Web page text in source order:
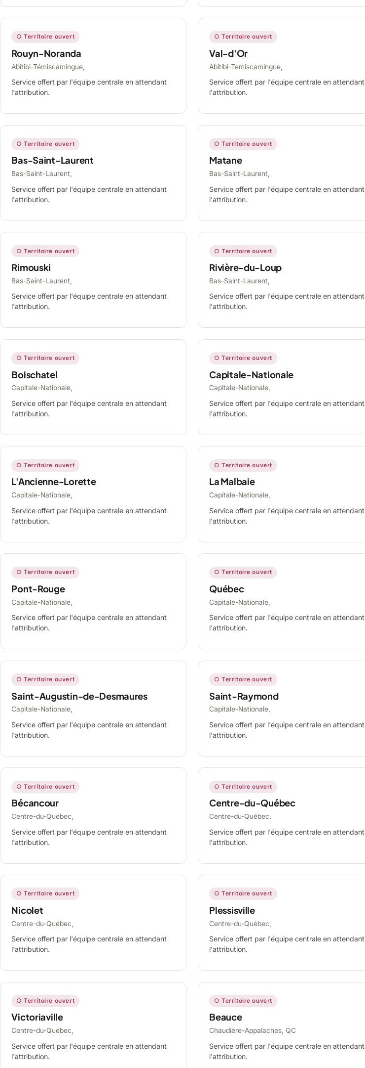
○ Territoire ouvert
Rouyn-Noranda
Abitibi-Témiscamingue,
Service offert par l'équipe centrale en attendant
l'attribution.
○ Territoire ouvert
Val-d'Or
Abitibi-Témiscamingue,
Service offert par l'équipe centrale en attendant
l'attribution.
○ Territoire ouvert
Bas-Saint-Laurent
Bas-Saint-Laurent,
Service offert par l'équipe centrale en attendant
l'attribution.
○ Territoire ouvert
Matane
Bas-Saint-Laurent,
Service offert par l'équipe centrale en attendant
l'attribution.
○ Territoire ouvert
Rimouski
Bas-Saint-Laurent,
Service offert par l'équipe centrale en attendant
l'attribution.
○ Territoire ouvert
Rivière-du-Loup
Bas-Saint-Laurent,
Service offert par l'équipe centrale en attendant
l'attribution.
○ Territoire ouvert
Boischatel
Capitale-Nationale,
Service offert par l'équipe centrale en attendant
l'attribution.
○ Territoire ouvert
Capitale-Nationale
Capitale-Nationale,
Service offert par l'équipe centrale en attendant
l'attribution.
○ Territoire ouvert
L'Ancienne-Lorette
Capitale-Nationale,
Service offert par l'équipe centrale en attendant
l'attribution.
○ Territoire ouvert
La Malbaie
Capitale-Nationale,
Service offert par l'équipe centrale en attendant
l'attribution.
○ Territoire ouvert
Pont-Rouge
Capitale-Nationale,
Service offert par l'équipe centrale en attendant
l'attribution.
○ Territoire ouvert
Québec
Capitale-Nationale,
Service offert par l'équipe centrale en attendant
l'attribution.
○ Territoire ouvert
Saint-Augustin-de-Desmaures
Capitale-Nationale,
Service offert par l'équipe centrale en attendant
l'attribution.
○ Territoire ouvert
Saint-Raymond
Capitale-Nationale,
Service offert par l'équipe centrale en attendant
l'attribution.
○ Territoire ouvert
Bécancour
Centre-du-Québec,
Service offert par l'équipe centrale en attendant
l'attribution.
○ Territoire ouvert
Centre-du-Québec
Centre-du-Québec,
Service offert par l'équipe centrale en attendant
l'attribution.
○ Territoire ouvert
Nicolet
Centre-du-Québec,
Service offert par l'équipe centrale en attendant
l'attribution.
○ Territoire ouvert
Plessisville
Centre-du-Québec,
Service offert par l'équipe centrale en attendant
l'attribution.
○ Territoire ouvert
Victoriaville
Centre-du-Québec,
Service offert par l'équipe centrale en attendant
l'attribution.
○ Territoire ouvert
Beauce
Chaudière-Appalaches, QC
Service offert par l'équipe centrale en attendant
l'attribution.